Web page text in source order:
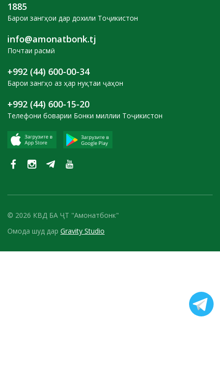
1885
Барои зангҳои дар дохили Тоҷикистон
info@amonatbonk.tj
Почтаи расмӣ
+992 (44) 600-00-34
Барои зангҳо аз ҳар нуқтаи ҷаҳон
+992 (44) 600-15-20
Телефони боварии Бонки миллии Тоҷикистон
© 2026 КВД БА ҶТ "Амонатбонк"
Омода шуд дар Gravity Studio